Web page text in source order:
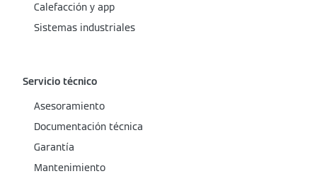
Calefacción y app
Sistemas industriales
Servicio técnico
Asesoramiento
Documentación técnica
Garantía
Mantenimiento